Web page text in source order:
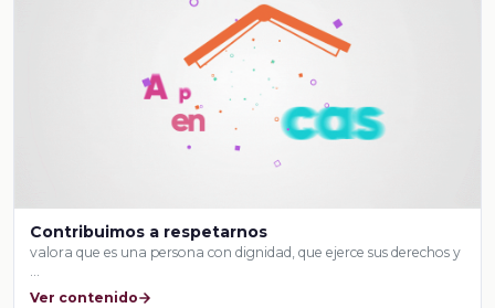
Contribuimos a respetarnos
valora que es una persona con dignidad, que ejerce sus derechos y
Ver contenido